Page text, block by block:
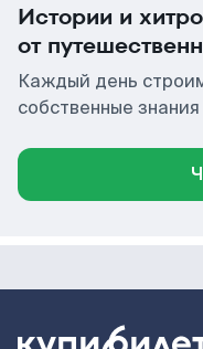
Истории и
от
Каждый день
собственные